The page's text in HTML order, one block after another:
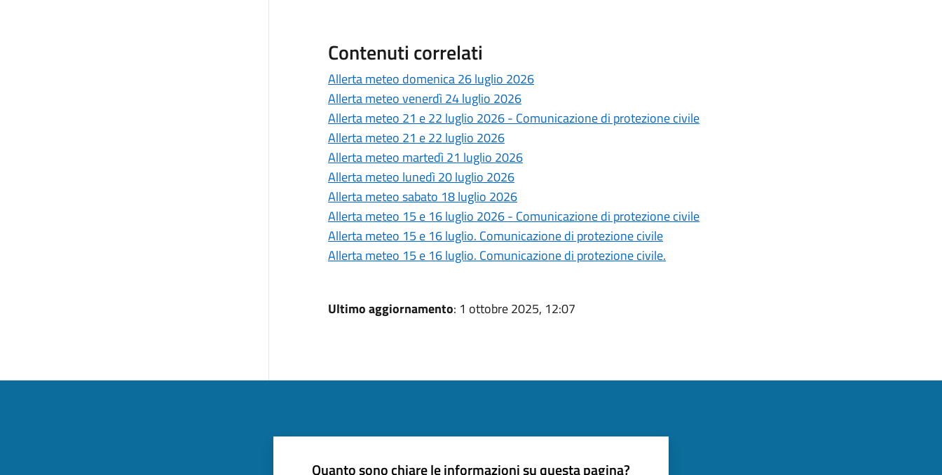
Contenuti correlati
Allerta meteo domenica 26 luglio 2026
Allerta meteo venerdì 24 luglio 2026
Allerta meteo 21 e 22 luglio 2026 - Comunicazione di protezione civile
Allerta meteo 21 e 22 luglio 2026
Allerta meteo martedì 21 luglio 2026
Allerta meteo lunedì 20 luglio 2026
Allerta meteo sabato 18 luglio 2026
Allerta meteo 15 e 16 luglio 2026 - Comunicazione di protezione civile
Allerta meteo 15 e 16 luglio. Comunicazione di protezione civile
Allerta meteo 15 e 16 luglio. Comunicazione di protezione civile.
Ultimo aggiornamento: 1 ottobre 2025, 12:07
Quanto sono chiare le informazioni su questa pagina?